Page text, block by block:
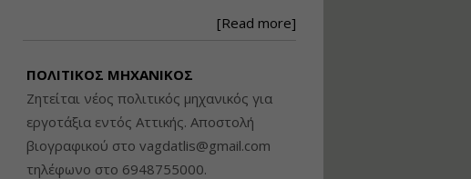
[Read more]
ΠΟΛΙΤΙΚΟΣ ΜΗΧΑΝΙΚΟΣ
Ζητείται νέος πολιτικός μηχανικός για
εργοτάξια εντός Αττικής. Αποστολή
βιογραφικού στο vagdatlis@gmail.com
τηλέφωνο στο 6948755000.
ανάλυση Συστημάτων
Εισηγητής:
Τιμή από: €190.00
Διάρκεια: 12 ώρες